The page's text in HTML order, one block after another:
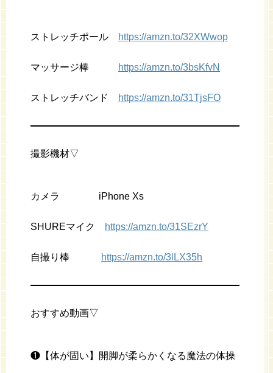
ストレッチポール https://amzn.to/32XWwop
マッサージ棒 https://amzn.to/3bsKfvN
ストレッチバンド https://amzn.to/31TjsFO
撮影機材▽
カメラ iPhone Xs
SHUREマイク https://amzn.to/31SEzrY
自撮り棒 https://amzn.to/3lLX35h
おすすめ動画▽
❶【体が固い】開脚が柔らかくなる魔法の体操